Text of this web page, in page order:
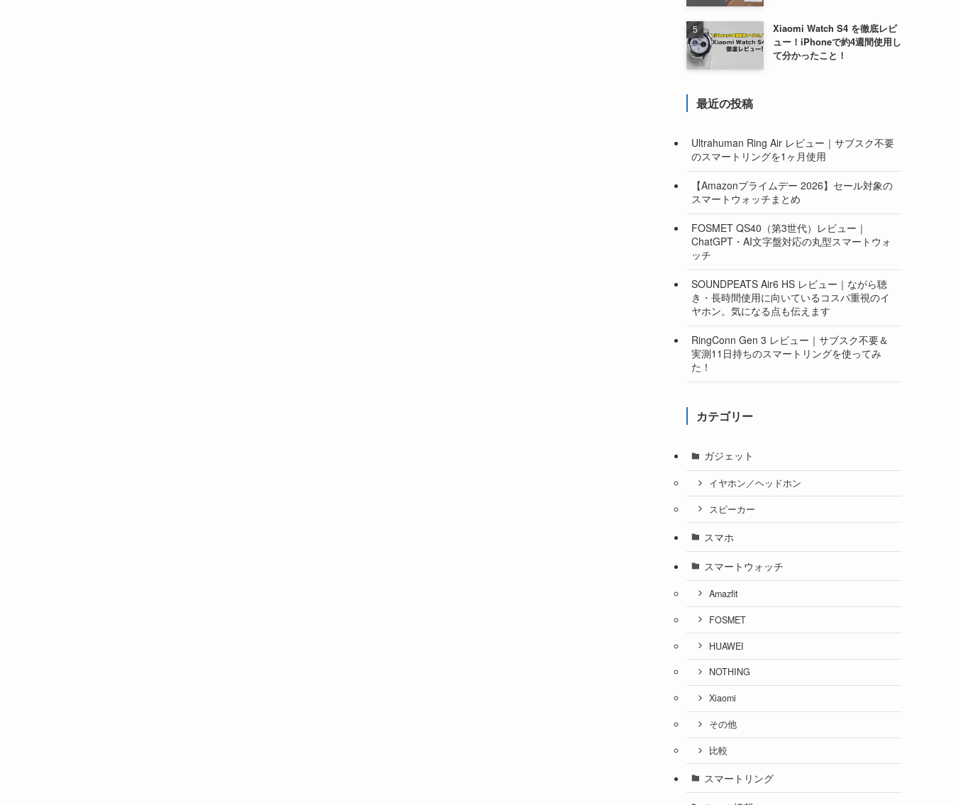
Xiaomi Watch S4 を徹底レビ
ュー！iPhoneで約4週間使用し
て分かったこと！
最近の投稿
Ultrahuman Ring Air レビュー｜サブスク不要
のスマートリングを1ヶ月使用
【Amazonプライムデー 2026】セール対象の
スマートウォッチまとめ
FOSMET QS40（第3世代）レビュー｜
ChatGPT・AI文字盤対応の丸型スマートウォ
ッチ
SOUNDPEATS Air6 HS レビュー｜ながら聴
き・長時間使用に向いているコスパ重視のイ
ヤホン。気になる点も伝えます
RingConn Gen 3 レビュー｜サブスク不要＆
実測11日持ちのスマートリングを使ってみ
た！
カテゴリー
ガジェット
イヤホン／ヘッドホン
スピーカー
スマホ
スマートウォッチ
Amazfit
FOSMET
HUAWEI
NOTHING
Xiaomi
その他
比較
スマートリング